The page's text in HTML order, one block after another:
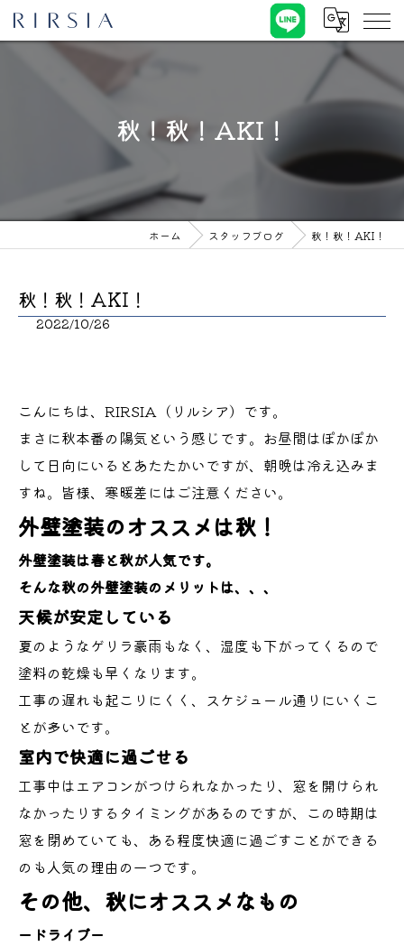
秋！秋！AKI！
ホーム スタッフブログ 秋！秋！AKI！
秋！秋！AKI！
2022/10/26
こんにちは、RIRSIA（リルシア）です。
まさに秋本番の陽気という感じです。お昼間はぽかぽか
して日向にいるとあたたかいですが、朝晩は冷え込みま
すね。皆様、寒暖差にはご注意ください。
外壁塗装のオススメは秋！
外壁塗装は春と秋が人気です。
そんな秋の外壁塗装のメリットは、、、
天候が安定している
夏のようなゲリラ豪雨もなく、湿度も下がってくるので
塗料の乾燥も早くなります。
工事の遅れも起こりにくく、スケジュール通りにいくこ
とが多いです。
室内で快適に過ごせる
工事中はエアコンがつけられなかったり、窓を開けられ
なかったりするタイミングがあるのですが、この時期は
窓を閉めていても、ある程度快適に過ごすことができる
のも人気の理由の一つです。
その他、秋にオススメなもの
ードライブー